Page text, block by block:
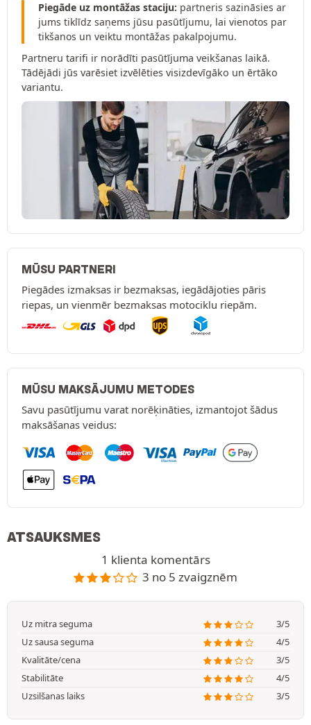
Piegāde uz montāžas staciju: partneris sazināsies ar
jums tiklīdz saņems jūsu pasūtījumu, lai vienotos par
tikšanos un veiktu montāžas pakalpojumu.
Partneru tarifi ir norādīti pasūtījuma veikšanas laikā.
Tādējādi jūs varēsiet izvēlēties visizdevīgāko un ērtāko
variantu.
MŪSU PARTNERI
Piegādes izmaksas ir bezmaksas, iegādājoties pāris
riepas, un vienmēr bezmaksas motociklu riepām.
MŪSU MAKSĀJUMU METODES
Savu pasūtījumu varat norēķināties, izmantojot šādus
maksāšanas veidus:
ATSAUKSMES
1 klienta komentārs
3 no 5 zvaigznēm
Uz mitra seguma
3/5
Uz sausa seguma
4/5
Kvalitāte/cena
3/5
Stabilitāte
4/5
Uzsilšanas laiks
3/5